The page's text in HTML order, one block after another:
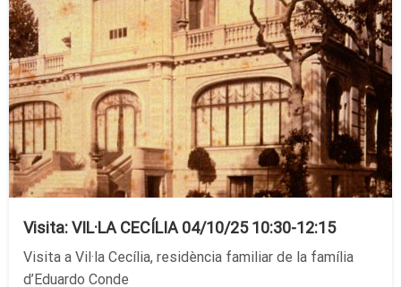
Visita: VIL·LA CECÍLIA 04/10/25 10:30-12:15
Visita a Vil·la Cecília, residència familiar de la família
d’Eduardo Conde